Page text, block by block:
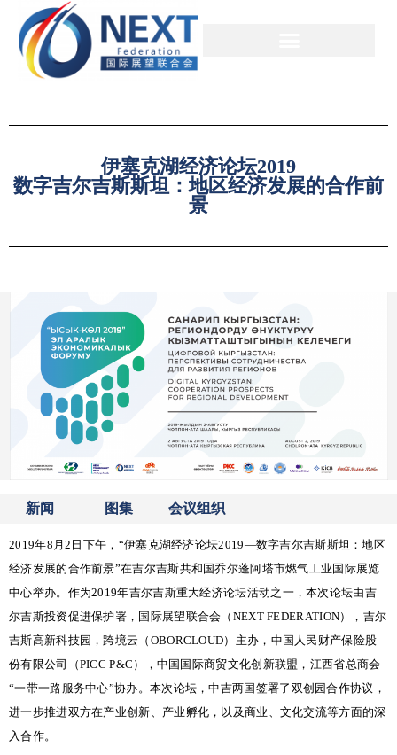
伊塞克湖经济论坛2019
数字吉尔吉斯斯坦：地区经济发展的合作前
景
新闻 图集 会议组织
2019年8月2日下午，“伊塞克湖经济论坛2019—数字吉尔吉斯斯坦：地区
经济发展的合作前景”在吉尔吉斯共和国乔尔蓬阿塔市燃气工业国际展览
中心举办。作为2019年吉尔吉斯重大经济论坛活动之一，本次论坛由吉
尔吉斯投资促进保护署，国际展望联合会（NEXT FEDERATION），吉尔
吉斯高新科技园，跨境云（OBORCLOUD）主办，中国人民财产保险股
份有限公司（PICC P&C），中国国际商贸文化创新联盟，江西省总商会
“一带一路服务中心”协办。本次论坛，中吉两国签署了双创园合作协议，
进一步推进双方在产业创新、产业孵化，以及商业、文化交流等方面的深
入合作。